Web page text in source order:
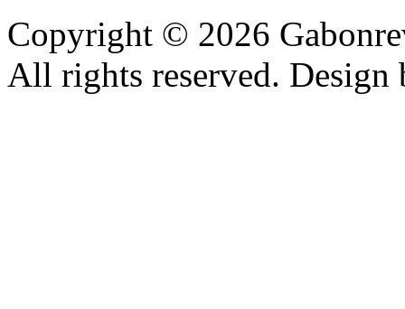
Copyright © 2026
All rights reserved.